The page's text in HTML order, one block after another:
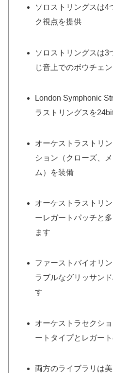
ソロストリングスは4
ク視点を提供
ソロストリングスは3
じ音上でのボウチェ
London Symphonic
ラストリングスを
オーケストラストリ
ション（クローズ、
ム）を装備
オーケストラストリ
ーレガートパッチと
ます
ファーストバイオリ
ラブルなグリッサン
す
オーケストラセクシ
ートタイプとレガー
両方のライブラリは